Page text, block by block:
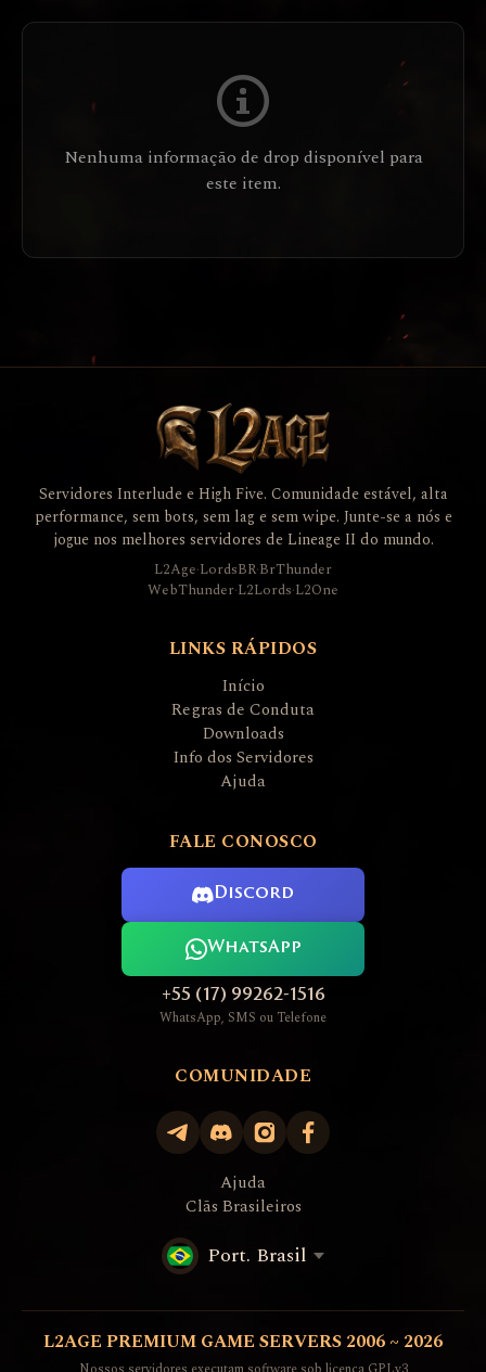
Nenhuma informação de drop disponível para
este item.
Servidores Interlude e High Five. Comunidade estável, alta
performance, sem bots, sem lag e sem wipe. Junte-se a nós e
jogue nos melhores servidores de Lineage II do mundo.
L2Age·LordsBR·BrThunder
WebThunder·L2Lords·L2One
LINKS RÁPIDOS
Início
Regras de Conduta
Downloads
Info dos Servidores
Ajuda
FALE CONOSCO
Discord
WhatsApp
+55 (17) 99262-1516
WhatsApp, SMS ou Telefone
COMUNIDADE
Ajuda
Clãs Brasileiros
Port. Brasil
L2AGE PREMIUM GAME SERVERS 2006 ~ 2026